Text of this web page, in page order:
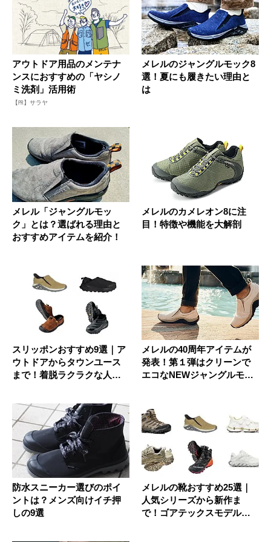
アウトドア用品のメンテナ
ンスにおすすめの「ヤシノ
ミ洗剤」活用術
【PR】サラヤ
メレルのジャングルモック8
選！夏にも履きたい理由と
は
メレル「ジャングルモッ
ク」とは？選ばれる理由と
おすすめアイテムを紹介！
メレルのカメレオン8に注
目！特徴や機能を大解剖
スリッポンおすすめ9選｜ア
ウトドアからタウンユース
まで！着脱ラクラクな人気
メレルの40周年アイテムが
発表！第１弾はクリーンで
エコなNEWジャングルモッ
防水スニーカー選びのポイ
ントは？メンズ向けイチ押
しの9選
メレルの靴おすすめ25選｜
人気シリーズから新作ま
で！ゴアテックスモデルも